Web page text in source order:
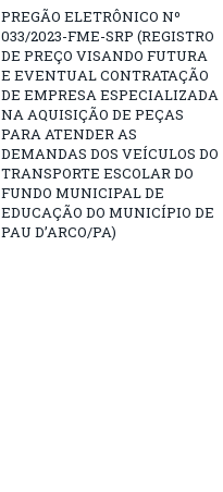
PREGÃO ELETRÔNICO Nº
033/2023-FME-SRP (REGISTRO
DE PREÇO VISANDO FUTURA
E EVENTUAL CONTRATAÇÃO
DE EMPRESA ESPECIALIZADA
NA AQUISIÇÃO DE PEÇAS
PARA ATENDER AS
DEMANDAS DOS VEÍCULOS DO
TRANSPORTE ESCOLAR DO
FUNDO MUNICIPAL DE
EDUCAÇÃO DO MUNICÍPIO DE
PAU D’ARCO/PA)